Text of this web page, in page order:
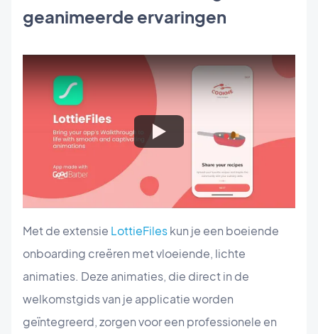
geanimeerde ervaringen
Met de extensie LottieFileskun je een boeiende
onboarding creëren met vloeiende, lichte
animaties. Deze animaties, die direct in de
welkomstgids van je applicatie worden
geïntegreerd, zorgen voor een professionele en